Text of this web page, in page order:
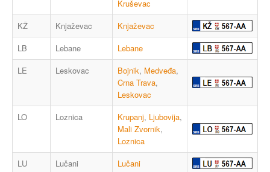
Kruševac
KŽ
Knjaževac
Knjaževac
LB
Lebane
Lebane
LE
Leskovac Bojnik, Medveđa,
Crna Trava,
Leskovac
LO
Loznica Krupanj, Ljubovija,
Mali Zvornik,
Loznica
LU
Lučani
Lučani